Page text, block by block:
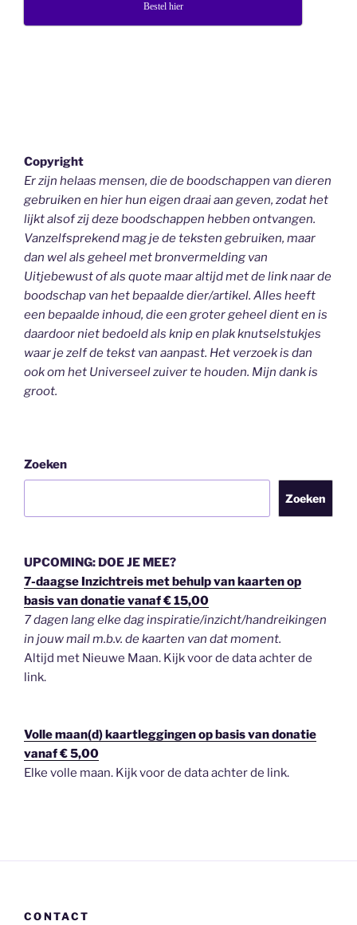
Bestel hier
Copyright
Er zijn helaas mensen, die de boodschappen van dieren
gebruiken en hier hun eigen draai aan geven, zodat het
lijkt alsof zij deze boodschappen hebben ontvangen.
Vanzelfsprekend mag je de teksten gebruiken, maar
dan wel als geheelmet bronvermelding van
Uitjebewustof als quote maar altijd met de link naar de
boodschap van het bepaalde dier/artikel. Alles heeft
een bepaalde inhoud, die een groter geheel dient en is
daardoor niet bedoeld als knip en plak knutselstukjes
waar je zelf de tekst van aanpast. Het verzoek is dan
ook om het Universeel zuiver te houden. Mijn dank is
groot.
Zoeken
Zoeken
UPCOMING: DOE JE MEE?
7-daagse Inzichtreis met behulp van kaarten op
basis van donatie vanaf € 15,00
7 dagen lang elke dag inspiratie/inzicht/handreikingen
in jouw mail m.b.v. de kaarten van dat moment.
Altijd met Nieuwe Maan. Kijk voor de data achter de
link.
Volle maan(d) kaartleggingen op basis van donatie
vanaf € 5,00
Elke volle maan. Kijk voor de data achter de link.
CONTACT